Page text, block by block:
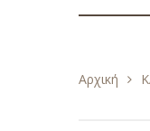
Αρχική